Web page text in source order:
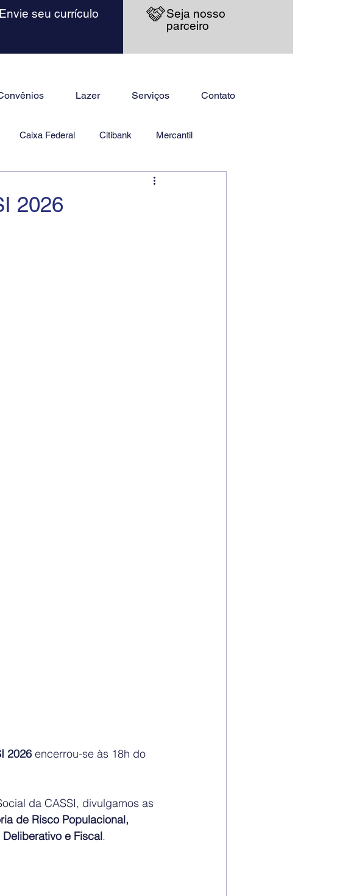
Envie seu currículo
Seja nosso
parceiro
Lazer Serviços Contato
Caixa Federal Citibank Mercantil
2026
2026 encerrou-se às 18h do
da CASSI, divulgamos as
de Risco Populacional,
e Fiscal.